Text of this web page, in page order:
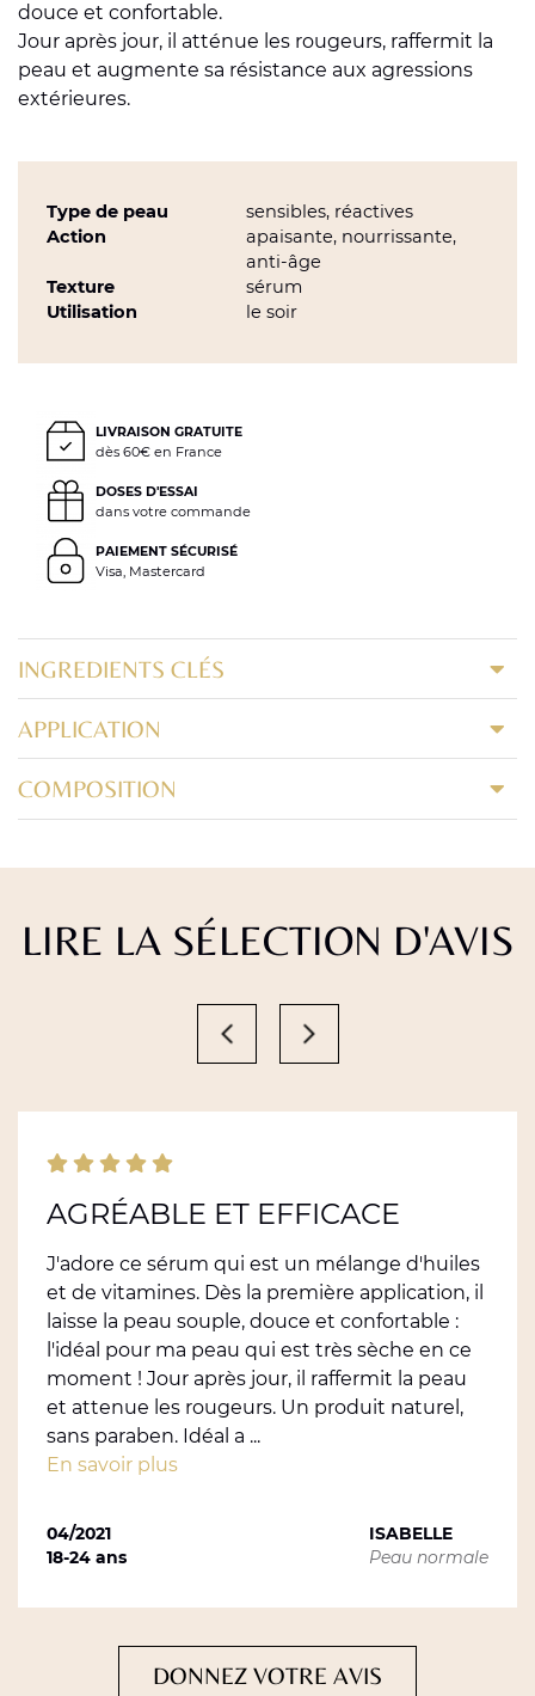
douce et confortable.
Jour après jour, il atténue les rougeurs, raffermit la
peau et augmente sa résistance aux agressions
extérieures.
Type de peau
sensibles, réactives
Action
apaisante, nourrissante,
anti-âge
Texture
sérum
Utilisation
le soir
LIVRAISON GRATUITE
dès 60€ en France
DOSES D'ESSAI
dans votre commande
PAIEMENT SÉCURISÉ
Visa, Mastercard
INGREDIENTS CLÉS
APPLICATION
COMPOSITION
LIRE LA SÉLECTION D'AVIS
AGRÉABLE ET EFFICACE
J'adore ce sérum qui est un mélange d'huiles
et de vitamines. Dès la première application, il
laisse la peau souple, douce et confortable :
l'idéal pour ma peau qui est très sèche en ce
moment ! Jour après jour, il raffermit la peau
et attenue les rougeurs. Un produit naturel,
sans paraben. Idéal a ...
En savoir plus
04/2021
18-24 ans
ISABELLE
Peau normale
DONNEZ VOTRE AVIS